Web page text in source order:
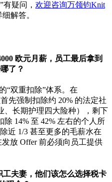
疑问， 欢迎咨询万领钧Knit
解答。
欧元月薪，员工最后拿到
了？
“双重扣除”体系。在
先强制扣除约 20% 的法定社
、长期护理四大险种），剩下
14% 至 42% 左右的个人所
近 1/3 甚至更多的毛薪水在
放 Offer 前必须向员工提供
夫妻，他们该怎么选择税卡